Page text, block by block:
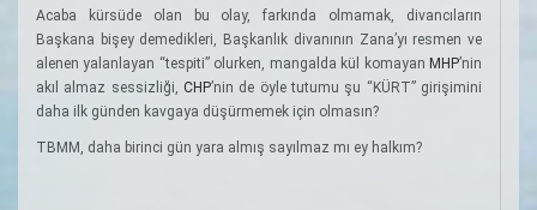
Acaba kürsüde olan bu olay, farkında olmamak, divancıların
Başkana bişey demedikleri, Başkanlık divanının Zana’yı resmen ve
alenen yalanlayan “tespiti” olurken, mangalda kül komayan MHP’nin
akıl almaz sessizliği, CHP’nin de öyle tutumu şu “KÜRT” girişimini
daha ilk günden kavgaya düşürmemek için olmasın?
TBMM, daha birinci gün yara almış sayılmaz mı ey halkım?